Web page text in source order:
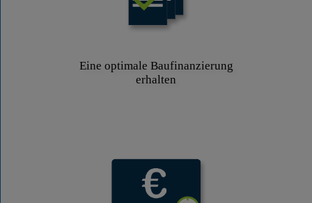
Eine optimale Baufinanzierung
erhalten